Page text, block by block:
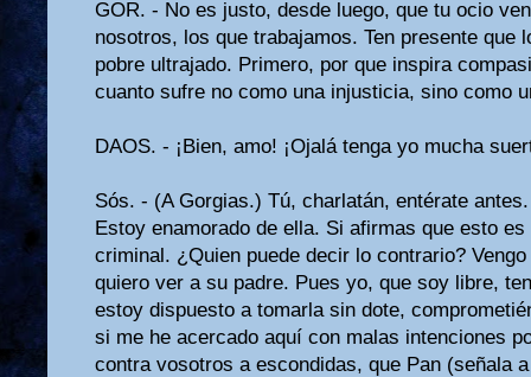
GOR. - No es justo, desde luego, que tu ocio
nosotros, los que trabajamos. Ten presente que
pobre ultrajado. Primero, por que inspira
cuanto sufre no como una injusticia, sino como
DAOS. - ¡Bien, amo! ¡Ojalá tenga yo mucha
Sós. - (A Gorgias.) Tú, charlatán, entérate
Estoy enamorado de ella. Si afirmas que esto
criminal. ¿Quien puede decir lo contrario?
quiero ver a su padre. Pues yo, que soy libre,
estoy dispuesto a tomarla sin dote,
si me he acerca­do aquí con malas intenciones
contra vosotros a escondidas, que Pan (señala